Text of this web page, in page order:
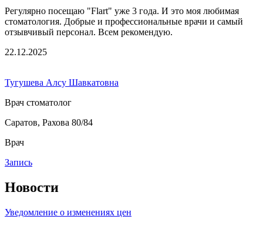
Регулярно посещаю "Flart" уже 3 года. И это моя любимая
стоматология. Добрые и профессиональные врачи и самый
отзывчивый персонал. Всем рекомендую.
22.12.2025
Тугушева Алсу Шавкатовна
Врач стоматолог
Саратов, Рахова 80/84
Врач
Запись
Новости
Уведомление о изменениях цен